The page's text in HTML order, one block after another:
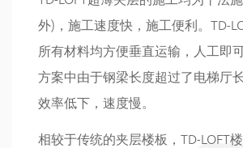
外)，施工速度快，施工便利。TD-
所有材料均方便垂直运输，人工即
方案中由于钢梁长度超过了电梯厅
效率低下，速度慢。
相较于传统的夹层楼板，TD-LOFT